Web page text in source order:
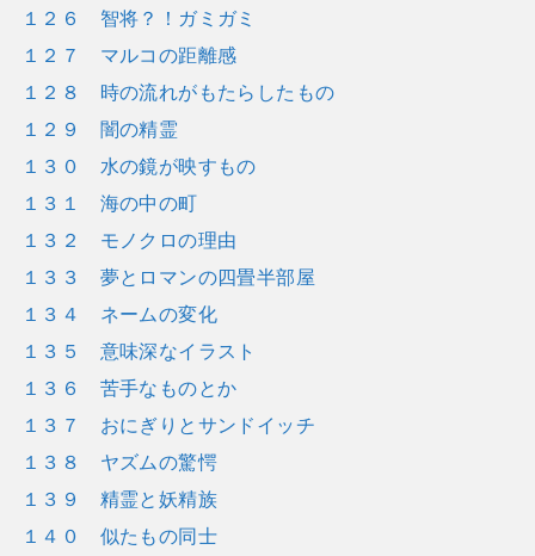
１２６ 智将？！ガミガミ
１２７ マルコの距離感
１２８ 時の流れがもたらしたもの
１２９ 闇の精霊
１３０ 水の鏡が映すもの
１３１ 海の中の町
１３２ モノクロの理由
１３３ 夢とロマンの四畳半部屋
１３４ ネームの変化
１３５ 意味深なイラスト
１３６ 苦手なものとか
１３７ おにぎりとサンドイッチ
１３８ ヤズムの驚愕
１３９ 精霊と妖精族
１４０ 似たもの同士